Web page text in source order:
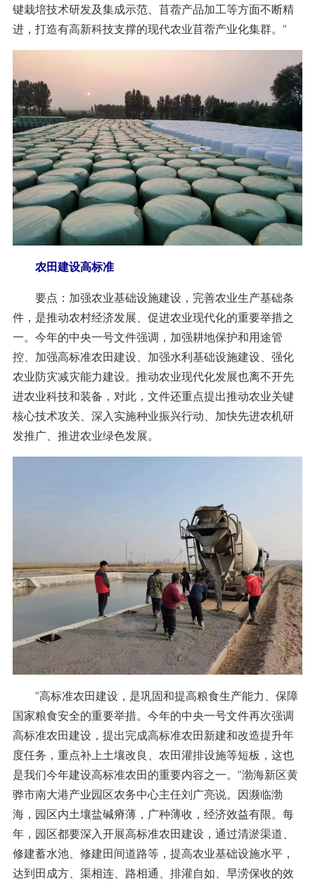
键栽培技术研发及集成示范、苜蓿产品加工等方面不断精
进，打造有高新科技支撑的现代农业苜蓿产业化集群。”
农田建设高标准
要点：加强农业基础设施建设，完善农业生产基础条
件，是推动农村经济发展、促进农业现代化的重要举措之
一。今年的中央一号文件强调，加强耕地保护和用途管
控、加强高标准农田建设、加强水利基础设施建设、强化
农业防灾减灾能力建设。推动农业现代化发展也离不开先
进农业科技和装备，对此，文件还重点提出推动农业关键
核心技术攻关、深入实施种业振兴行动、加快先进农机研
发推广、推进农业绿色发展。
“高标准农田建设，是巩固和提高粮食生产能力、保障
国家粮食安全的重要举措。今年的中央一号文件再次强调
高标准农田建设，提出完成高标准农田新建和改造提升年
度任务，重点补上土壤改良、农田灌排设施等短板，这也
是我们今年建设高标准农田的重要内容之一。”渤海新区黄
骅市南大港产业园区农务中心主任刘广亮说。因濒临渤
海，园区内土壤盐碱瘠薄，广种薄收，经济效益有限。每
年，园区都要深入开展高标准农田建设，通过清淤渠道、
修建蓄水池、修建田间道路等，提高农业基础设施水平，
达到田成方、渠相连、路相通、排灌自如、旱涝保收的效